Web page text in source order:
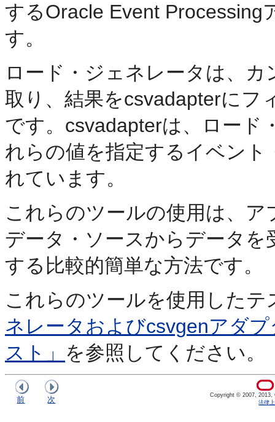
するOracle Event
す。
ロード・ジェネレータは、
取り、結果をcsvadapterにフ
です。csvadapterは、ロード
れらの値を指定するイベン
れています。
これらのツールの使用は、
データ・ソースからデータ
する比較的簡単な方法です。
これらのツールを使用したテ
ネレータおよびcsvgenアダ
スト」 を参照してください。
前 次
Copyright © 2007, 2013,
法律